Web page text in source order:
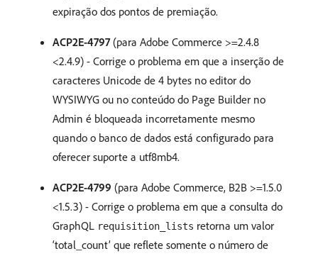
expiração dos pontos de premiação.
ACP2E-4797(para Adobe Commerce >=2.4.8
<2.4.9) - Corrige o problema em que a inserção de
caracteres Unicode de 4 bytes no editor do
WYSIWYG ou no conteúdo do Page Builder no
Admin é bloqueada incorretamente mesmo
quando o banco de dados está configurado para
oferecer suporte a utf8mb4.
ACP2E-4799 (para Adobe Commerce, B2B >=1.5.0
<1.5.3) - Corrige o problema em que a consulta do
GraphQL requisition_lists retorna um valor
‘total_count’ que reflete somente o número de